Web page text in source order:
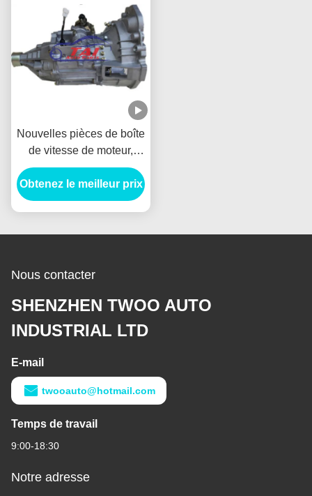
Nouvelles pièces de boîte
de vitesse de moteur,
autobus manuel 1.3l de
Lifan Mr514e01
Fengshun de boîte de
mini
Obtenez le meilleur prix
Nous contacter
SHENZHEN TWOO AUTO
INDUSTRIAL LTD
E-mail
twooauto@hotmail.com
Temps de travail
9:00-18:30
Notre adresse